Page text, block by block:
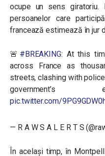
ocupe un sens
persoanelor care
francează estimează în jur
🚨 #BREAKING: At this
across France as
streets, clashing with
government’s
pic.twitter.com/
— R A W S A L E R T S
În același timp, în